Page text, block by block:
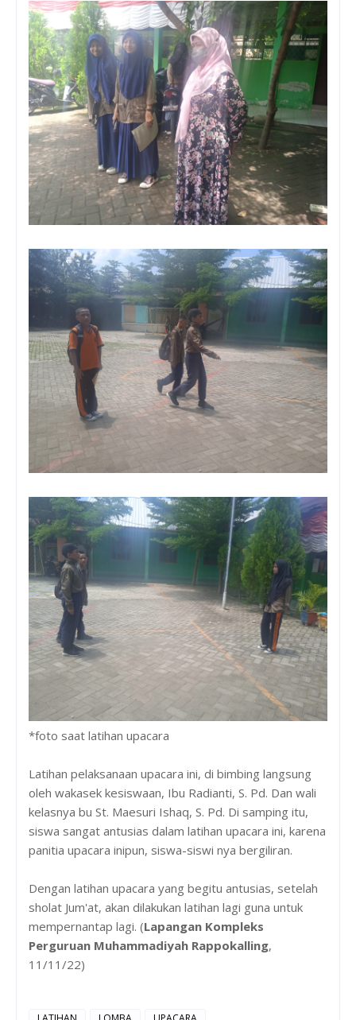
*foto saat latihan upacara
Latihan pelaksanaan upacara ini, di bimbing langsung
oleh wakasek kesiswaan, Ibu Radianti, S. Pd. Dan wali
kelasnya bu St. Maesuri Ishaq, S. Pd. Di samping itu,
siswa sangat antusias dalam latihan upacara ini, karena
panitia upacara inipun, siswa-siswi nya bergiliran.
Dengan latihan upacara yang begitu antusias, setelah
sholat Jum'at, akan dilakukan latihan lagi guna untuk
mempernantap lagi. (Lapangan Kompleks
Perguruan Muhammadiyah Rappokalling,
11/11/22)